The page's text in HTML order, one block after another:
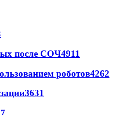
после СОЧ4911
роботов4262
3631